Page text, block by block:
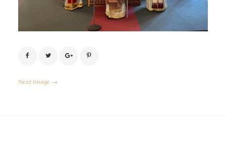
Next Image →